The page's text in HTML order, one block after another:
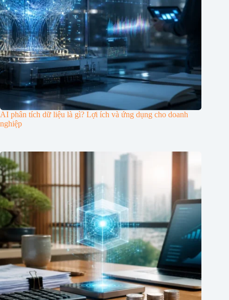
AI phân tích dữ liệu là gì? Lợi ích và ứng dụng cho doanh
nghiệp